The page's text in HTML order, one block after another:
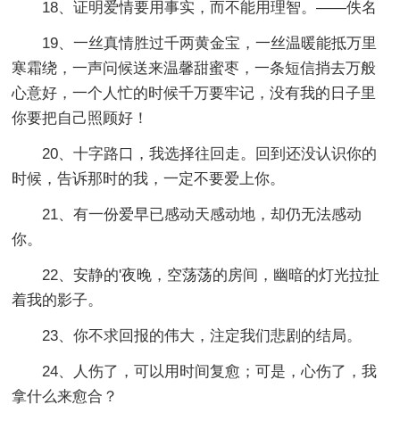
18、证明爱情要用事实，而不能用理智。——佚名
19、一丝真情胜过千两黄金宝，一丝温暖能抵万里
寒霜绕，一声问候送来温馨甜蜜枣，一条短信捎去万般
心意好，一个人忙的时候千万要牢记，没有我的日子里
你要把自己照顾好！
20、十字路口，我选择往回走。回到还没认识你的
时候，告诉那时的我，一定不要爱上你。
21、有一份爱早已感动天感动地，却仍无法感动
你。
22、安静的'夜晚，空荡荡的房间，幽暗的灯光拉扯
着我的影子。
23、你不求回报的伟大，注定我们悲剧的结局。
24、人伤了，可以用时间复愈；可是，心伤了，我
拿什么来愈合？